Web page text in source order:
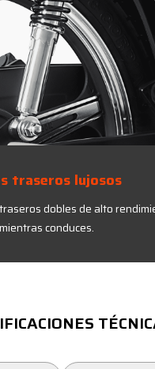
traseros lujosos
dobles de alto
conduces.